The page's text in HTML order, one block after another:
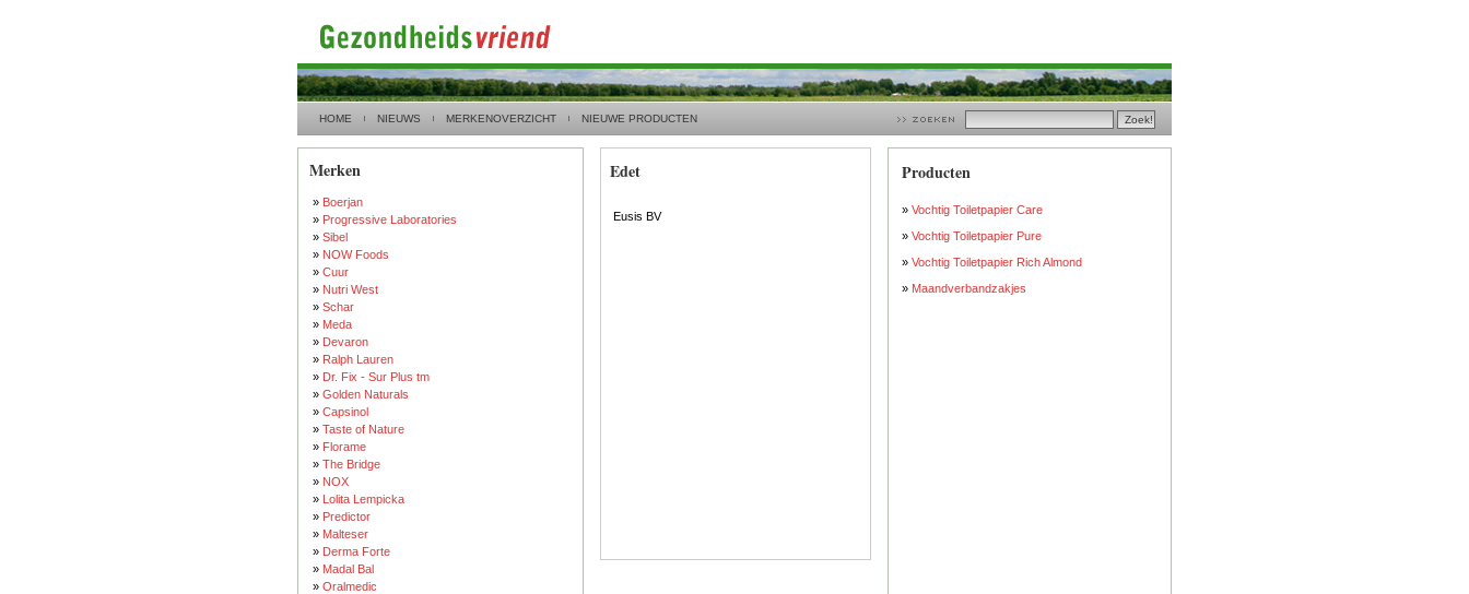
HOME NIEUWS MERKENOVERZICHT NIEUWE PRODUCTEN
Merken
» Boerjan
» Progressive Laboratories
» Sibel
» NOW Foods
» Cuur
» Nutri West
» Schar
» Meda
» Devaron
» Ralph Lauren
» Dr. Fix - Sur Plus tm
» Golden Naturals
» Capsinol
» Taste of Nature
» Florame
» The Bridge
» NOX
» Lolita Lempicka
» Predictor
» Malteser
» Derma Forte
» Madal Bal
» Oralmedic
Edet
Eusis BV
Producten
» Vochtig Toiletpapier Care
» Vochtig Toiletpapier Pure
» Vochtig Toiletpapier Rich Almond
» Maandverbandzakjes